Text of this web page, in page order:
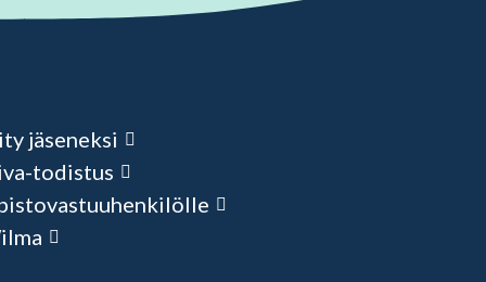
jäseneksi
todistus